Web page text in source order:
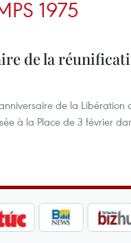
1975
de la
de la
à la Place de 3 février